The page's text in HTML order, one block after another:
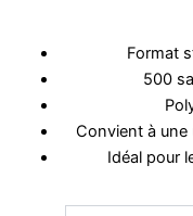
Format
500
Convient à
Idéal pour